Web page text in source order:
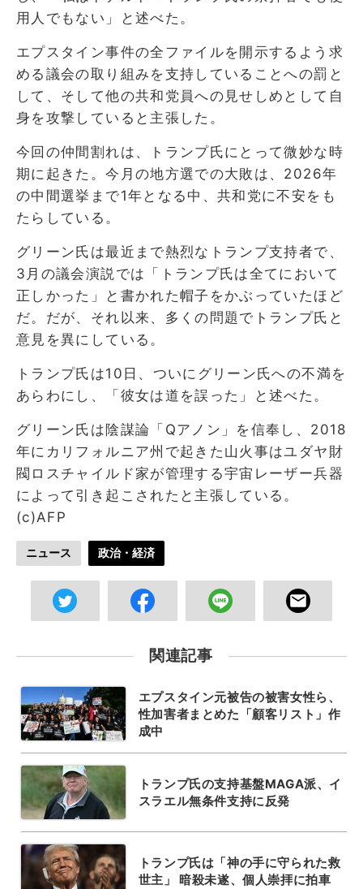
用人でもない」と述べた。
エプスタイン事件の全ファイルを開示するよう求
める議会の取り組みを支持していることへの罰と
して、そして他の共和党員への見せしめとして自
身を攻撃していると主張した。
今回の仲間割れは、トランプ氏にとって微妙な時
期に起きた。今月の地方選での大敗は、2026年
の中間選挙まで1年となる中、共和党に不安をも
たらしている。
グリーン氏は最近まで熱烈なトランプ支持者で、
3月の議会演説では「トランプ氏は全てにおいて
正しかった」と書かれた帽子をかぶっていたほど
だ。だが、それ以来、多くの問題でトランプ氏と
意見を異にしている。
トランプ氏は10日、ついにグリーン氏への不満を
あらわにし、「彼女は道を誤った」と述べた。
グリーン氏は陰謀論「Qアノン」を信奉し、2018
年にカリフォルニア州で起きた山火事はユダヤ財
閥ロスチャイルド家が管理する宇宙レーザー兵器
によって引き起こされたと主張している。
(c)AFP
ニュース 政治・経済
関連記事
エプスタイン元被告の被害女性ら、
性加害者まとめた「顧客リスト」作
成中
トランプ氏の支持基盤MAGA派、イ
スラエル無条件支持に反発
トランプ氏は「神の手に守られた救
世主」 暗殺未遂、個人崇拝に拍車